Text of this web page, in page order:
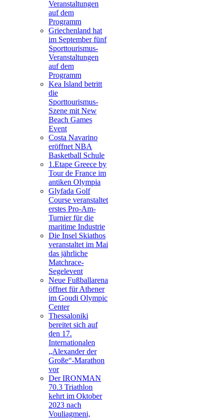
Veranstaltungen
auf dem
Programm
Griechenland hat
im September fünf
Sporttourismus-
Veranstaltungen
auf dem
Programm
Kea Island betritt
die
Sporttourismus-
Szene mit New
Beach Games
Event
Costa Navarino
eröffnet NBA
Basketball Schule
1.Etape Greece by
Tour de France im
antiken Olympia
Glyfada Golf
Course veranstaltet
erstes Pro-Am-
Turnier für die
maritime Industrie
Die Insel Skiathos
veranstaltet im Mai
das jährliche
Matchrace-
Segelevent
Neue Fußballarena
öffnet für Athener
im Goudi Olympic
Center
Thessaloniki
bereitet sich auf
den 17.
Internationalen
„Alexander der
Große“-Marathon
vor
Der IRONMAN
70.3 Triathlon
kehrt im Oktober
2023 nach
Vouliagmeni,